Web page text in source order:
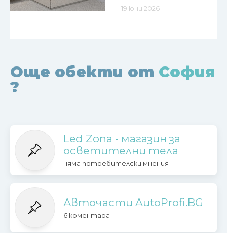
19 юни 2026
Още обекти от София
?
Led Zona - магазин за
осветителни тела
няма потребителски мнения
Авточасти AutoProfi.BG
6 коментара